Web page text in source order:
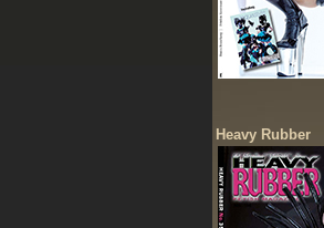
Heavy Rubber